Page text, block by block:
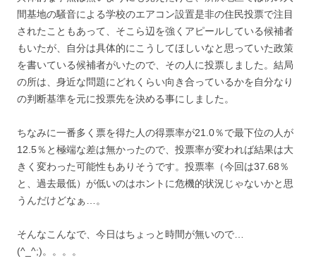
間基地の騒音による学校のエアコン設置是非の住民投票で注目
されたこともあって、そこら辺を強くアピールしている候補者
もいたが、自分は具体的にこうしてほしいなと思っていた政策
を書いている候補者がいたので、その人に投票しました。結局
の所は、身近な問題にどれくらい向き合っているかを自分なり
の判断基準を元に投票先を決める事にしました。
ちなみに一番多く票を得た人の得票率が21.0％で最下位の人が
12.5％と極端な差は無かったので、投票率が変われば結果は大
きく変わった可能性もありそうです。投票率（今回は37.68％
と、過去最低）が低いのはホントに危機的状況じゃないかと思
うんだけどなぁ…。
そんなこんなで、今日はちょっと時間が無いので…
(^_^;)。。。。